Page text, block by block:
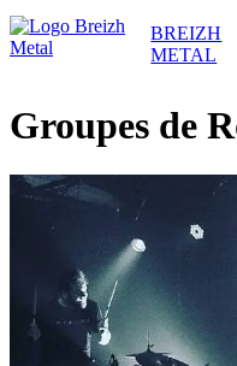
BREIZH
METAL
Groupes de